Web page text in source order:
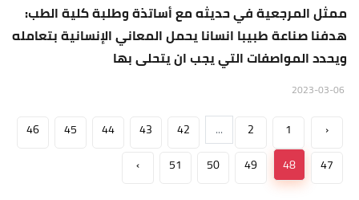
ممثل المرجعية في حديثه مع أساتذة وطلبة كلية الطب:
هدفنا صناعة طبيبا انسانا يحمل المعاني الإنسانية بتعامله
ويحدد المواصفات التي يجب ان يتحلى بها
‹
1
2
...
42
43
44
45
46
47
48
49
50
51
›